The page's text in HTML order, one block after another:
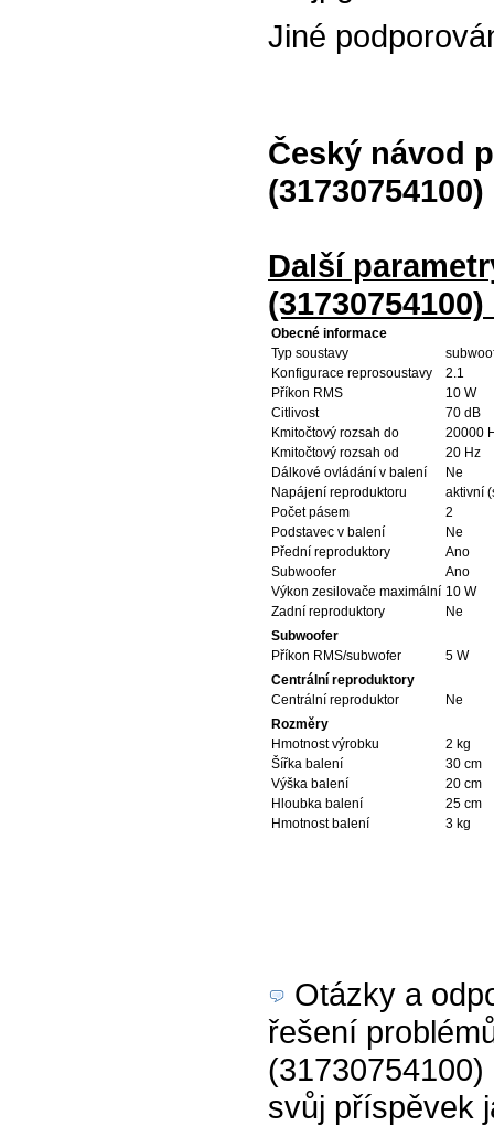
Jiné
Český návod
Další
Obecné informace
Typ soustavy
Konfigurace reprosoustavy
2.1
Příkon RMS
10 W
Citlivost
70 dB
Kmitočtový rozsah do
20000
Kmitočtový rozsah od
20 Hz
Dálkové ovládání v balení
Ne
Napájení reproduktoru
aktivní
Počet pásem
2
Podstavec v balení
Ne
Přední reproduktory
Ano
Subwoofer
Ano
Výkon zesilovače maximální 10 W
Zadní reproduktory
Ne
Subwoofer
Příkon RMS/subwofer
5 W
Centrální reproduktory
Centrální reproduktor
Ne
Rozměry
Hmotnost výrobku
2 kg
Šířka balení
30 cm
Výška balení
20 cm
Hloubka balení
25 cm
Hmotnost balení
3 kg
Otázky a
řešení
svůj příspěvek